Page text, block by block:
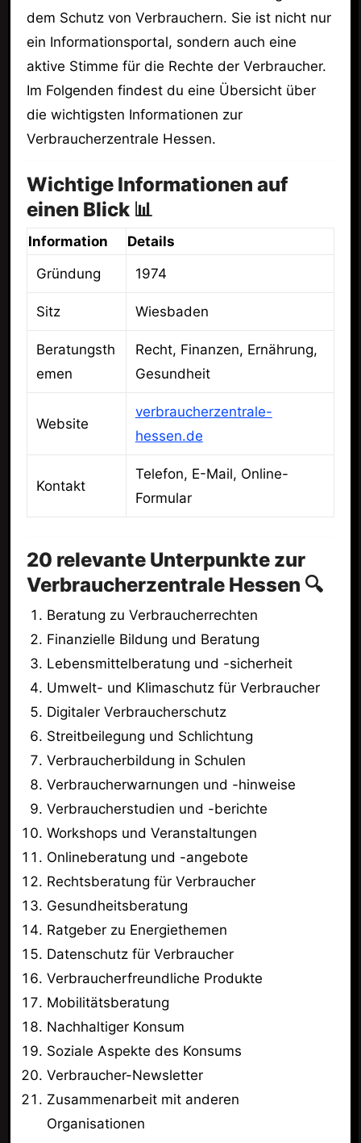
dem Schutz von Verbrauchern. Sie ist nicht nur
ein Informationsportal, sondern auch eine
aktive Stimme für die Rechte der Verbraucher.
Im Folgenden findest du eine Übersicht über
die wichtigsten Informationen zur
Verbraucherzentrale Hessen.
Wichtige Informationen auf
einen Blick 📊
Information
Details
Gründung
1974
Sitz Wiesbaden
Beratungsth
emen
Recht, Finanzen, Ernährung,
Gesundheit
Website
verbraucherzentrale-
hessen.de
Kontakt
Telefon, E-Mail, Online-
Formular
20 relevante Unterpunkte zur
Verbraucherzentrale Hessen 🔍
Beratung zu Verbraucherrechten
Finanzielle Bildung und Beratung
Lebensmittelberatung und -sicherheit
Umwelt- und Klimaschutz für Verbraucher
Digitaler Verbraucherschutz
Streitbeilegung und Schlichtung
Verbraucherbildung in Schulen
Verbraucherwarnungen und -hinweise
Verbraucherstudien und -berichte
Workshops und Veranstaltungen
Onlineberatung und -angebote
Rechtsberatung für Verbraucher
Gesundheitsberatung
Ratgeber zu Energiethemen
Datenschutz für Verbraucher
Verbraucherfreundliche Produkte
Mobilitätsberatung
Nachhaltiger Konsum
Soziale Aspekte des Konsums
Verbraucher-Newsletter
Zusammenarbeit mit anderen
Organisationen